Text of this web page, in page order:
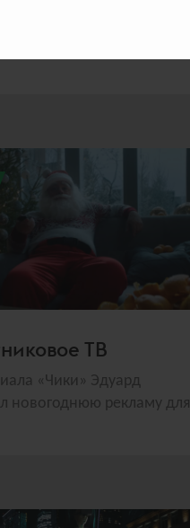
ТВ
«Чики» Эдуард
новогоднюю рекламу для